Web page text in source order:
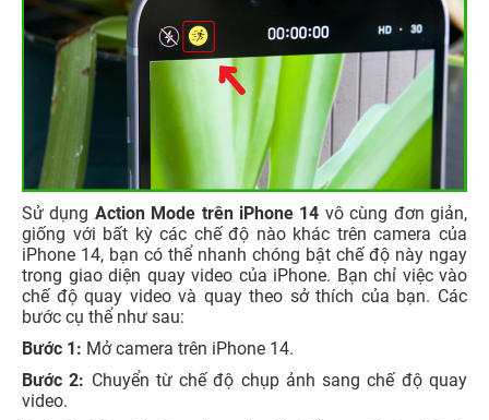
Sử dụng Action Mode trên iPhone 14 vô cùng đơn giản,
giống với bất kỳ các chế độ nào khác trên camera của
iPhone 14, bạn có thể nhanh chóng bật chế độ này ngay
trong giao diện quay video của iPhone. Bạn chỉ việc vào
chế độ quay video và quay theo sở thích của bạn. Các
bước cụ thể như sau:
Bước 1: Mở camera trên iPhone 14.
Bước 2: Chuyển từ chế độ chụp ảnh sang chế độ quay
video.